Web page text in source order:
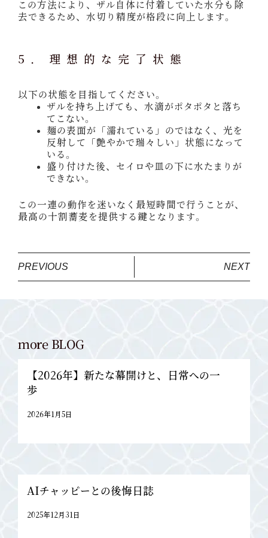
この方法により、ザル自体に付着していた水分も除
去できるため、水切り精度が格段に向上します。
5. 理想的な完了状態
以下の状態を目指してください。
ザルを持ち上げても、水滴がポタポタと落ち
てこない。
麺の表面が「濡れている」のではなく、光を
反射して「艶やかで瑞々しい」状態になって
いる。
盛り付けた後、セイロや皿の下に水たまりが
できない。
この一連の動作を迷いなく最短時間で行うことが、
最高の十割蕎麦を提供する鍵となります。
PREVIOUS NEXT
more BLOG
【2026年】新たな幕開けと、日常への一
歩
2026年1月5日
AIチャッピーとの後悔日誌
2025年12月31日